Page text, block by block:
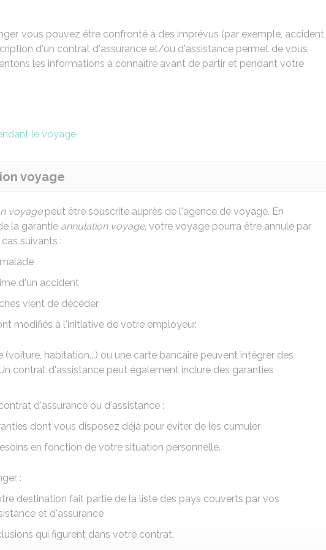
vous pouvez être confronté à des imprévus (par exemple, accident,
d'un contrat d'assurance et/ou d'assistance permet de vous
les informations à connaître avant de partir et pendant votre
le voyage
voyage
voyagepeut être souscrite auprès de l'agence de voyage. En
la garantie annulation voyage, votre voyage pourra être annulé par
suivants :
d'un accident
vient de décéder
modifiés à l'initiative de votre employeur.
(voiture, habitation...) ou une carte bancaire peuvent intégrer des
contrat d'assistance peut également inclure des garanties
d'assurance ou d'assistance :
dont vous disposez déjà pour éviter de les cumuler
en fonction de votre situation personnelle.
:
destination fait partie de la liste des pays couverts par vos
et d'assurance
qui figurent dans votre contrat.